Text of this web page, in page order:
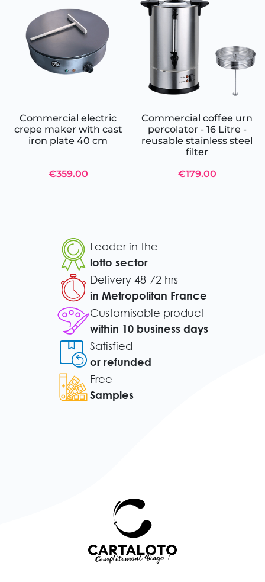
Commercial electric
crepe maker with cast
iron plate 40 cm
€359.00
Commercial coffee urn
percolator - 16 Litre -
reusable stainless steel
filter
€179.00
Leader in the
lotto sector
Delivery 48-72 hrs
in Metropolitan France
Customisable product
within 10 business days
Satisfied
or refunded
Free
Samples